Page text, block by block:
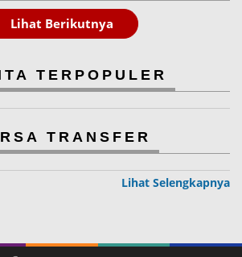
Lihat Berikutnya
TERPOPULER
TRANSFER
Lihat Selengkapnya